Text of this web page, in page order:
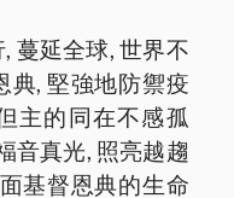
蔓延全球, 世界不
典, 堅強地防禦疫
主的同在不感孤
音真光, 照亮越趨
基督恩典的生命